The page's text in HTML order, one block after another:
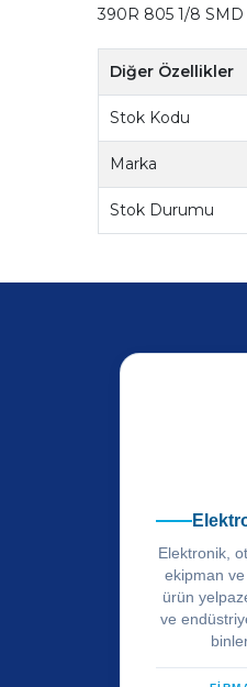
390R 805 1/8
Diğer Özellikler
Stok Kodu
Marka
Stok Durumu
Elektronik,
ekipman
ürün
ve